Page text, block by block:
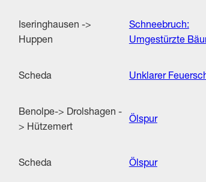
Iseringhausen ->
Huppen
Schneebruch:
Umgestürzte
Scheda Unklarer
Benolpe-> Drolshagen -
> Hützemert
Ölspur
Scheda Ölspur